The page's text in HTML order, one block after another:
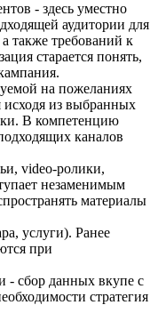
- здесь уместно
аудитории для
также требований к
старается понять,
на пожеланиях
исходя из выбранных
В компетенцию
каналов
video-ролики,
незаменимым
материалы
услуги). Ранее
при
- сбор данных вкупе с
стратегия